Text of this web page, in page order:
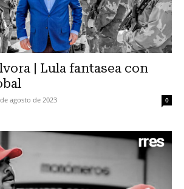
| Lula fantasea con
agosto de 2023 0